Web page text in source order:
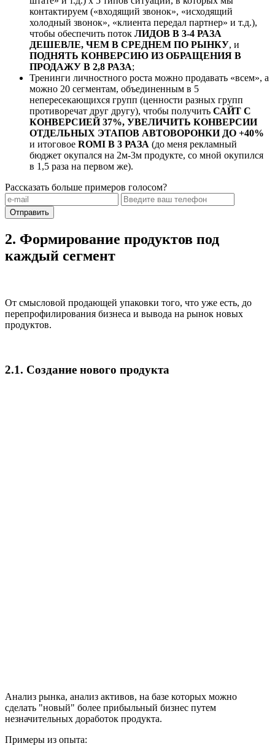
контактируем («входящий звонок», «исходящий
холодный звонок», «клиента передал партнер» и т.д.),
чтобы обеспечить поток ЛИДОВ В 3-4 РАЗА
ДЕШЕВЛЕ, ЧЕМ В СРЕДНЕМ ПО РЫНКУ, и
ПОДНЯТЬ КОНВЕРСИЮ ИЗ ОБРАЩЕНИЯ В
ПРОДАЖУ В 2,8 РАЗА;
Тренинги личностного роста можно продавать «всем», а
можно 20 сегментам, объединенным в 5
непересекающихся групп (ценности разных групп
противоречат друг другу), чтобы получить САЙТ С
КОНВЕРСИЕЙ 37%, УВЕЛИЧИТЬ КОНВЕРСИИ
ОТДЕЛЬНЫХ ЭТАПОВ АВТОВОРОНКИ ДО +40%
и итоговое ROMI В 3 РАЗА (до меня рекламный
бюджет окупался на 2м-3м продукте, со мной окупился
в 1,5 раза на первом же).
Рассказать больше примеров голосом?
Отправить
2. Формирование продуктов под
каждый сегмент
От смысловой продающей упаковки того, что уже есть, до
перепрофилирования бизнеса и вывода на рынок новых
продуктов.
2.1. Создание нового продукта
Анализ рынка, анализ активов, на базе которых можно
сделать "новый" более прибыльный бизнес путем
незначительных доработок продукта.
Примеры из опыта: